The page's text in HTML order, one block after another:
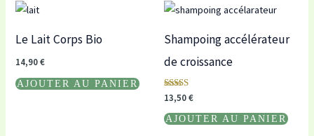
Le Lait Corps Bio
14,90€
AJOUTER AU PANIER
Shampoing accélérateur
de croissance
Note
5.00
sur 5
13,50€
AJOUTER AU PANIER